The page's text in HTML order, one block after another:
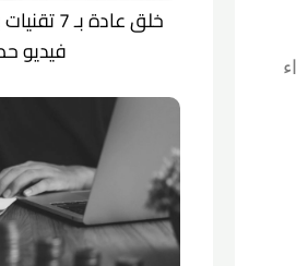
خلق عادة
فيديو